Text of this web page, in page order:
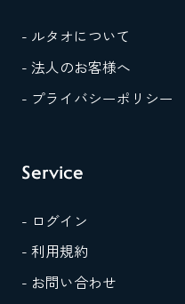
- ルタオについて
- 法人のお客様へ
- プライバシーポリシー
Service
- ログイン
- 利用規約
- お問い合わせ